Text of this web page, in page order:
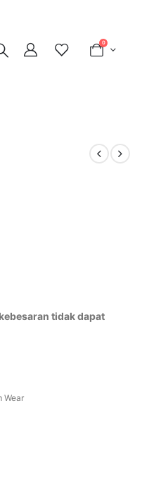
0
tidak dapat
Wear